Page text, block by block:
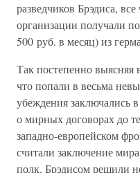
разведчиков Брэдиса,
организации получали
500 руб. в месяц) из
Так постепенно выясняя
что попали в весьма
убеждения заключались
о мирных договорах до
западно-европейском
считали заключение
полк. Брэдисом решили